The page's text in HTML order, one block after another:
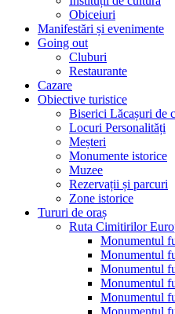
Obiceiuri
Manifestări și evenimente
Going out
Cluburi
Restaurante
Cazare
Obiective turistice
Biserici Lăcașuri de
Locuri Personalități
Meșteri
Monumente istorice
Muzee
Rezervații și parcuri
Zone istorice
Tururi de oraș
Ruta Cimitirilor
Monumentul
Monumentul
Monumentul
Monumentul
Monumentul
Monumentul